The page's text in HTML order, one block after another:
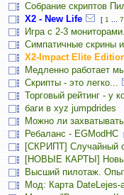
Собрание скриптов
X2 - New Life [ 1 7
Игра с 2-3 мониторами.
Симпатичные скрины
X2-Impact Elite
Медленно работает
Скрипты - это легко...
Торговый рейтинг - у
баги в xyz jumpdrides
Можно ли
Ребаланс - EGModHC
[СКРИПТ] Случайный
[НОВЫЕ КАРТЫ] Новые
Высший пилотаж.
Мод: Карта DateLejes-